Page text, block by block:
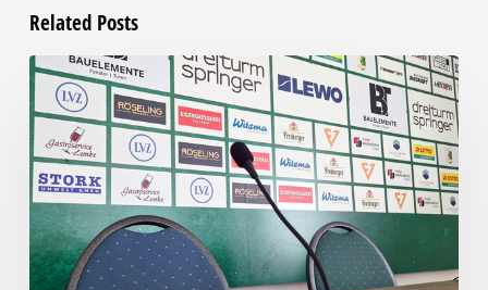
Related Posts
Pressegespräch
RSV
Eintracht
1949
–
Chemie